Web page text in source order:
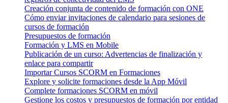
Creación conjunta de contenido de formación con ONE
Cómo enviar invitaciones de calendario para sesiones de
cursos de formación
Presupuestos de formación
Formación y LMS en Mobile
Publicación de un curso: Advertencias de finalización y
enlace para compartir
Importar Cursos SCORM en Formaciones
Explore y solicite formaciones desde la App Móvil
Complete formaciones SCORM en móvil
Gestione los costos y presupuestos de formación por entidad